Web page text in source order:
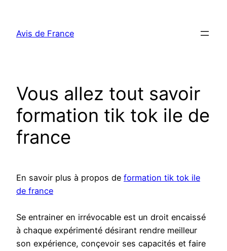
contenu
Avis de France
Vous allez tout savoir
formation tik tok ile de
france
En savoir plus à propos de formation tik tok ile
de france
Se entrainer en irrévocable est un droit encaissé
à chaque expérimenté désirant rendre meilleur
son expérience, conçevoir ses capacités et faire